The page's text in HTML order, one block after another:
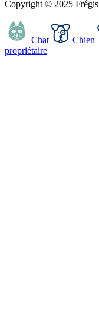
Copyright © 2025 Frégis
Chat Chien
propriétaire